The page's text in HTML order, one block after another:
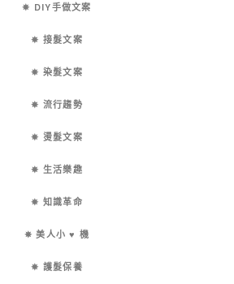
✵ DIY手做文案
✵ 接髮文案
✵ 染髮文案
✵ 流行趨勢
✵ 燙髮文案
✵ 生活樂趣
✵ 知識革命
✵ 美人小 ♥ 機
✵ 護髮保養